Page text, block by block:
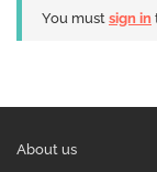
You must sign in
About us